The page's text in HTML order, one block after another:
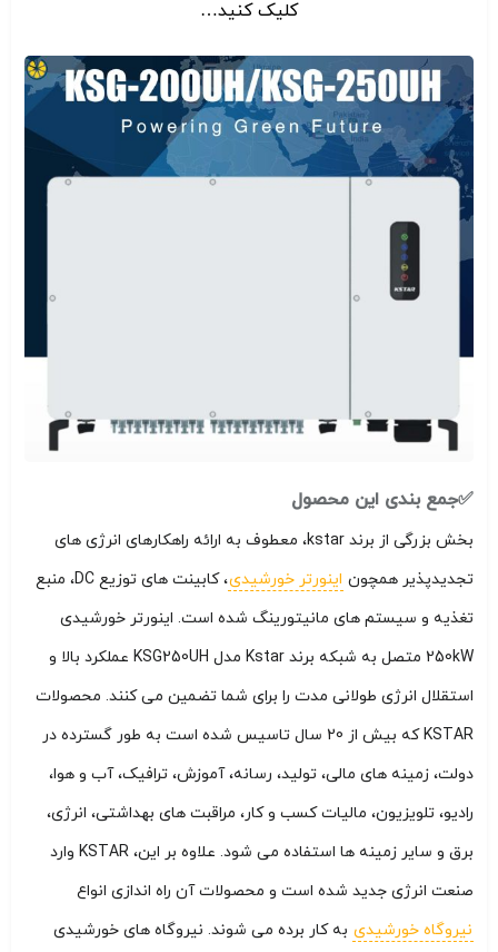
کلیک کنید…
✅جمع بندی این محصول
بخش بزرگی از برند kstar، معطوف به ارائه راهکارهای انرژی های
تجدیدپذیر همچون اینورتر خورشیدی
، کابینت های توزیع DC، منبع
تغذیه و سیستم های مانیتورینگ شده است. اینورتر خورشیدی
250kW متصل به شبکه برند Kstar مدل KSG250UH عملکرد بالا و
استقلال انرژی طولانی مدت را برای شما تضمین می کنند. محصولات
KSTAR که بیش از 20 سال تاسیس شده است به طور گسترده در
دولت، زمینه های مالی، تولید، رسانه، آموزش، ترافیک، آب و هوا،
رادیو، تلویزیون، مالیات کسب و کار، مراقبت های بهداشتی، انرژی،
برق و سایر زمینه ها استفاده می شود. علاوه بر این، KSTAR وارد
صنعت انرژی جدید شده است و محصولات آن راه اندازی انواع
نیروگاه خورشیدی به کار برده می شوند. نیروگاه های خورشیدی